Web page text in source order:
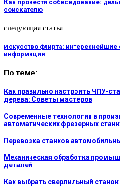
Как провести собеседование:
соискателю
следующая статья
Искусство флирта:
информация
По теме:
Как правильно настроить ЧПУ-
дерева: Советы мастеров
Современные технологии в
автоматических фрезерных
Перевозка станков
Механическая обработка
деталей
Как выбрать сверлильный станок